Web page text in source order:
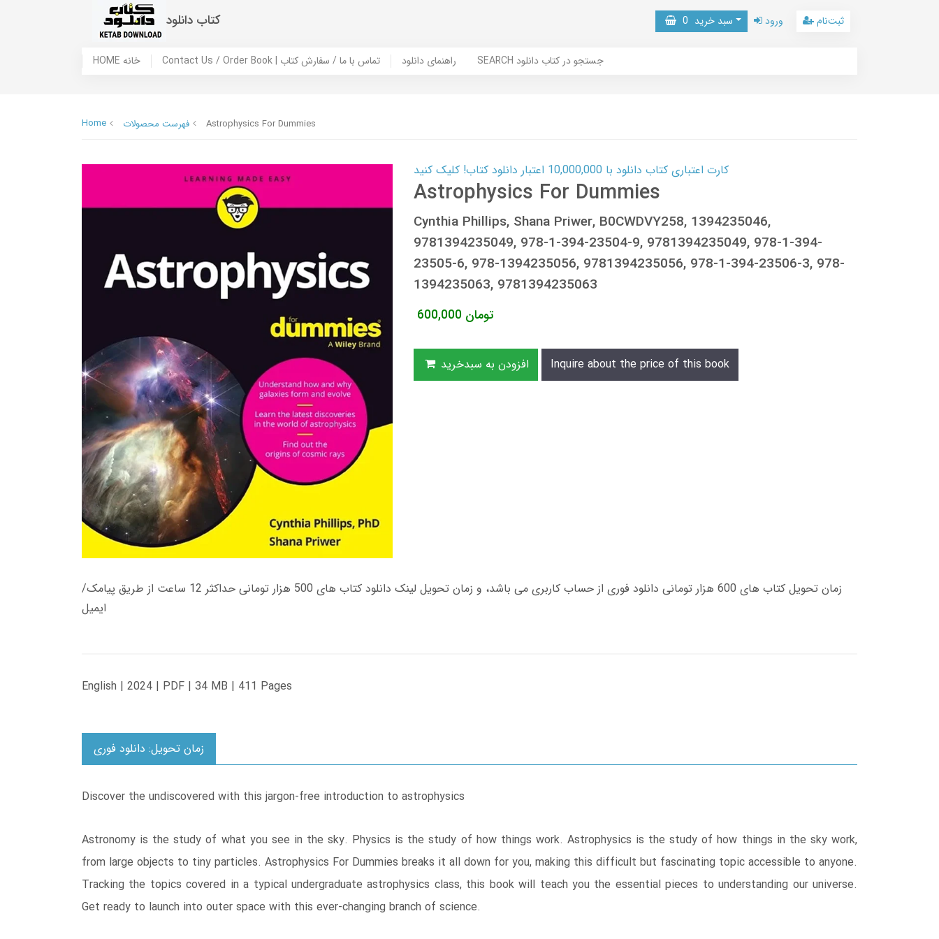
کتاب دانلود سبد خرید 0 ورود ثبت‌نام
HOME خانه Contact Us / Order Book | تماس با ما / سفارش کتاب راهنمای دانلود SEARCH جستجو در کتاب دانلود
Home فهرست محصولات Astrophysics For Dummies
کارت اعتباری کتاب دانلود با 10,000,000 اعتبار دانلود کتاب! کلیک کنید
Astrophysics For Dummies
Cynthia Phillips, Shana Priwer, B0CWDVY258, 1394235046,
9781394235049, 978-1-394-23504-9, 9781394235049, 978-1-394-
23505-6, 978-1394235056, 9781394235056, 978-1-394-23506-3, 978-
1394235063, 9781394235063
600,000 تومان
افزودن به سبدخرید Inquire about the price of this book
زمان تحویل کتاب های 600 هزار تومانی دانلود فوری از حساب کاربری می باشد، و زمان تحویل لینک دانلود کتاب های 500 هزار تومانی حداکثر 12 ساعت از طریق پیامک/
ایمیل
English | 2024 | PDF | 34 MB | 411 Pages
زمان تحویل: دانلود فوری
Discover the undiscovered with this jargon-free introduction to astrophysics
Astronomy is the study of what you see in the sky. Physics is the study of how things work. Astrophysics is the study of how things in the sky work,
from large objects to tiny particles. Astrophysics For Dummies breaks it all down for you, making this difficult but fascinating topic accessible to anyone.
Tracking the topics covered in a typical undergraduate astrophysics class, this book will teach you the essential pieces to understanding our universe.
Get ready to launch into outer space with this ever-changing branch of science.